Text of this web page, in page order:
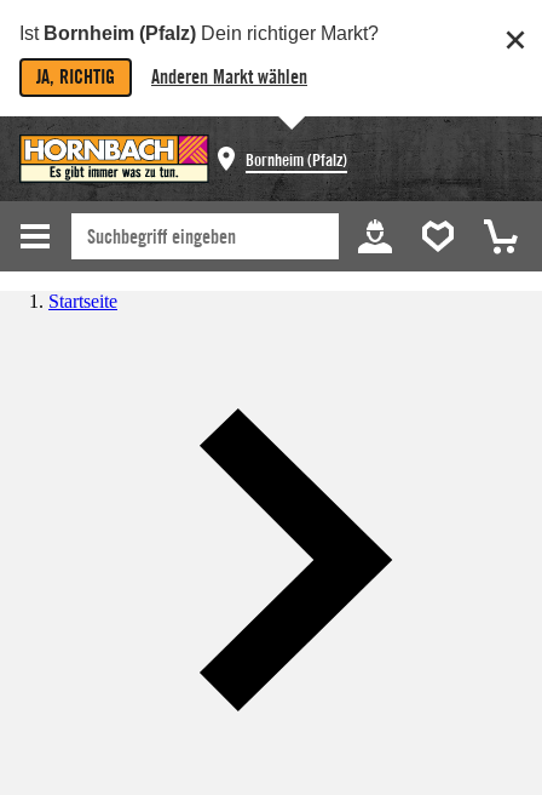
Ist Bornheim (Pfalz) Dein richtiger Markt?
JA, RICHTIG Anderen Markt wählen
Bornheim (Pfalz)
Startseite